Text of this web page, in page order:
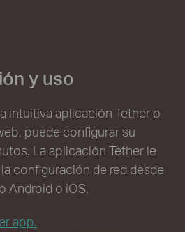
y uso
intuitiva aplicación Tether o
puede configurar su
La aplicación Tether le
configuración de red desde
Android o iOS.
app.